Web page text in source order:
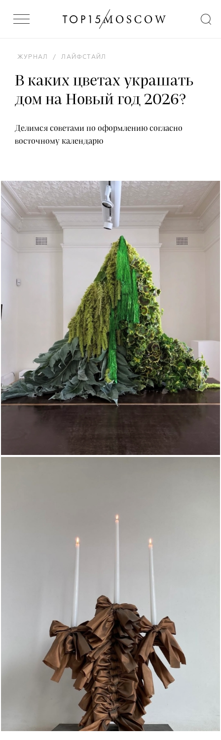
ЖУРНАЛ / ЛАЙФСТАЙЛ
В каких цветах украшать
дом на Новый год 2026?
Делимся советами по оформлению согласно
восточному календарю